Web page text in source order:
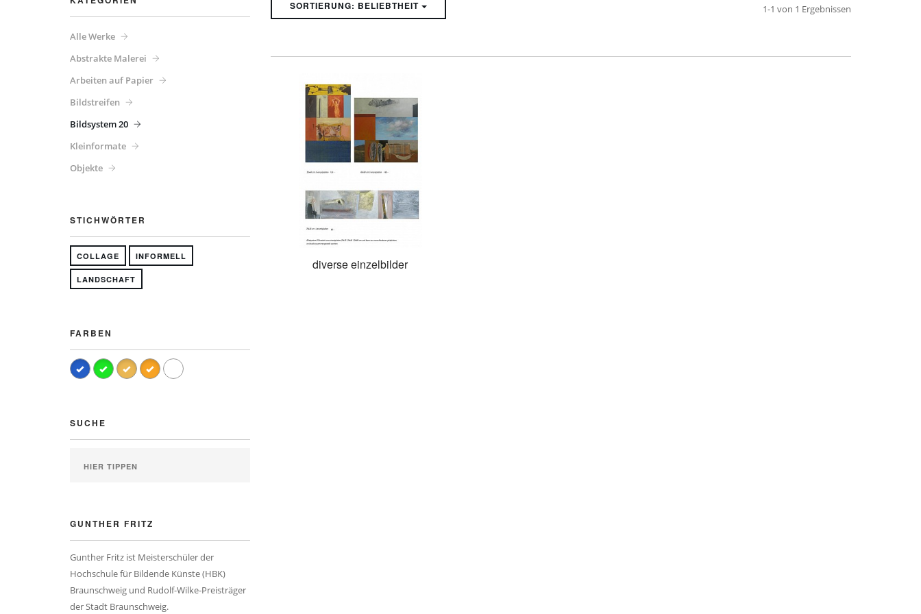
SORTIERUNG: BELIEBTHEIT 1-1 von 1 Ergebnissen
diverse einzelbilder
Alle Werke
Abstrakte Malerei
Arbeiten auf Papier
Bildstreifen
Bildsystem 20
Kleinformate
Objekte
STICHWÖRTER
COLLAGE INFORMELL
LANDSCHAFT
FARBEN
SUCHE
GUNTHER FRITZ
Gunther Fritz ist Meisterschüler der
Hochschule für Bildende Künste (HBK)
Braunschweig und Rudolf-Wilke-Preisträger
der Stadt Braunschweig.